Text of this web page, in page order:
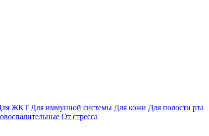
ЖКТ Для иммунной системы Для кожи Для полости рта
От стресса